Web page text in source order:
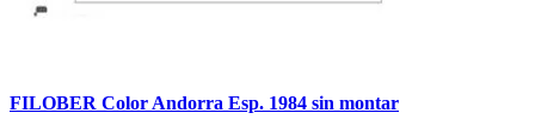
FILOBER Color Andorra Esp. 1984 sin montar